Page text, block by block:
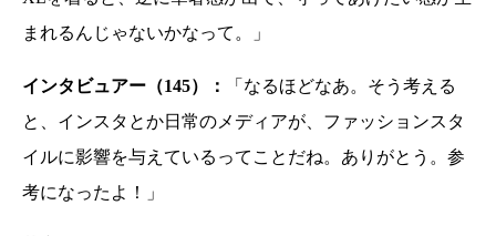
まれるんじゃないかなって。」
インタビュアー（145）：
「なるほどなあ。そう考える
と、インスタとか日常のメディアが、ファッションスタ
イルに影響を与えているってことだね。ありがとう。参
考になったよ！」